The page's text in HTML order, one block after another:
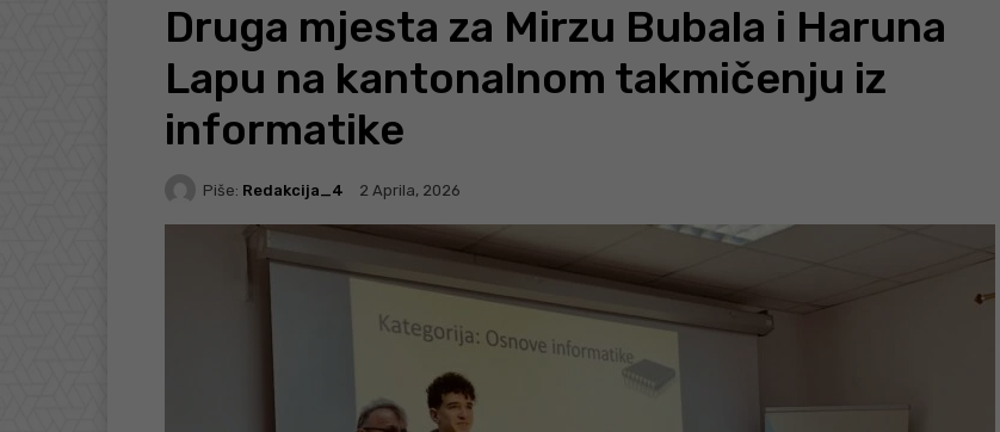
Druga mjesta za Mirzu Bubala i Haruna
Lapu na kantonalnom takmičenju iz
informatike
Piše: Redakcija_4 2 Aprila, 2026